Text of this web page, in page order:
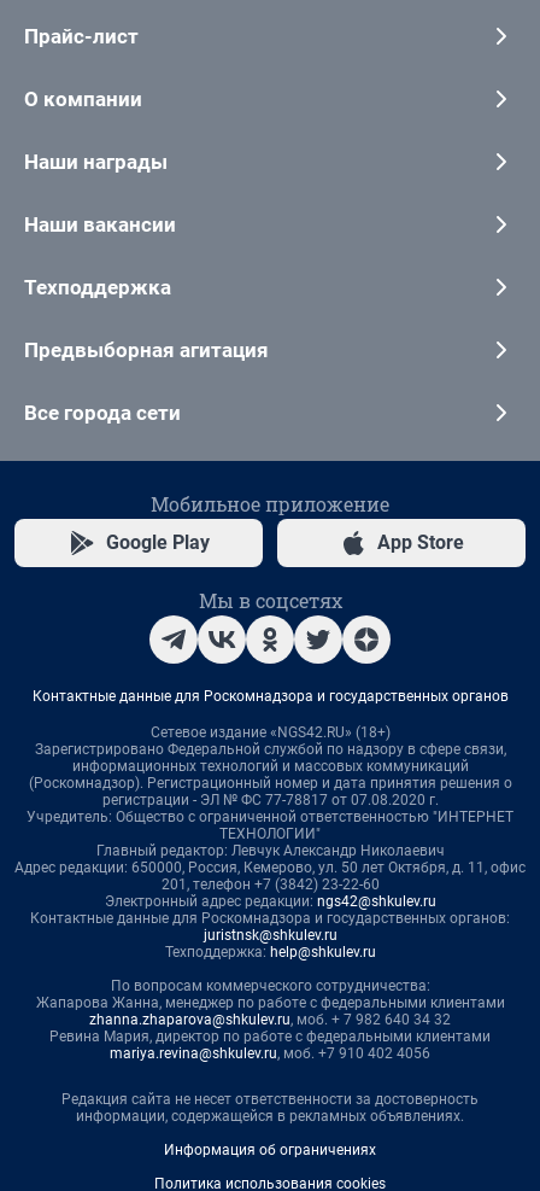
Прайс-лист
О компании
Наши награды
Наши вакансии
Техподдержка
Предвыборная агитация
Все города сети
Мобильное приложение
Google Play App Store
Мы в соцсетях
Контактные данные для Роскомнадзора и государственных органов
Сетевое издание «NGS42.RU» (18+)
Зарегистрировано Федеральной службой по надзору в сфере связи,
информационных технологий и массовых коммуникаций
(Роскомнадзор). Регистрационный номер и дата принятия решения о
регистрации - ЭЛ № ФС 77-78817 от 07.08.2020 г.
Учредитель: Общество с ограниченной ответственностью "ИНТЕРНЕТ
ТЕХНОЛОГИИ"
Главный редактор: Левчук Александр Николаевич
Адрес редакции: 650000, Россия, Кемерово, ул. 50 лет Октября, д. 11, офис
201, телефон +7 (3842) 23-22-60
Электронный адрес редакции: ngs42@shkulev.ru
Контактные данные для Роскомнадзора и государственных органов:
juristnsk@shkulev.ru
Техподдержка: help@shkulev.ru
По вопросам коммерческого сотрудничества:
Жапарова Жанна, менеджер по работе с федеральными клиентами
zhanna.zhaparova@shkulev.ru, моб. + 7 982 640 34 32
Ревина Мария, директор по работе с федеральными клиентами
mariya.revina@shkulev.ru, моб. +7 910 402 4056
Редакция сайта не несет ответственности за достоверность
информации, содержащейся в рекламных объявлениях.
Информация об ограничениях
Политика использования cookies